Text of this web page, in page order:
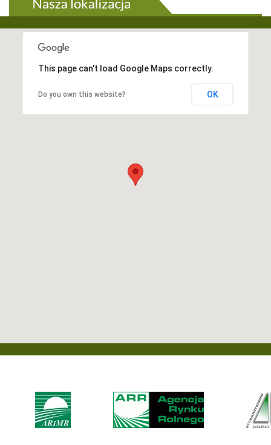
This page can't load Google Maps correctly.
Do you own this website? OK